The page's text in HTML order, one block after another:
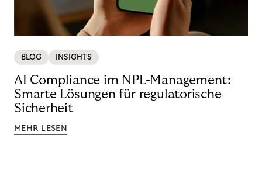
BLOG INSIGHTS
AI Compliance im NPL-Management:
Smarte Lösungen für regulatorische
Sicherheit
MEHR LESEN